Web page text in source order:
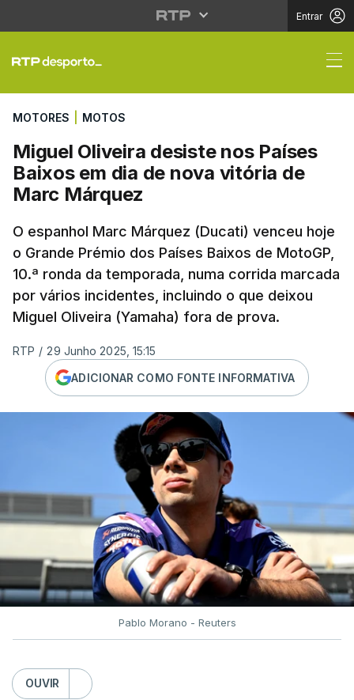
Entrar
Miguel Oliveira
MOTORES MOTOS
Miguel Oliveira desiste nos Países
Baixos em dia de nova vitória de
Marc Márquez
O espanhol Marc Márquez (Ducati) venceu hoje
o Grande Prémio dos Países Baixos de MotoGP,
10.ª ronda da temporada, numa corrida marcada
por vários incidentes, incluindo o que deixou
Miguel Oliveira (Yamaha) fora de prova.
RTP / 29 Junho 2025, 15:15
ADICIONAR COMO FONTE INFORMATIVA
Pablo Morano - Reuters
OUVIR